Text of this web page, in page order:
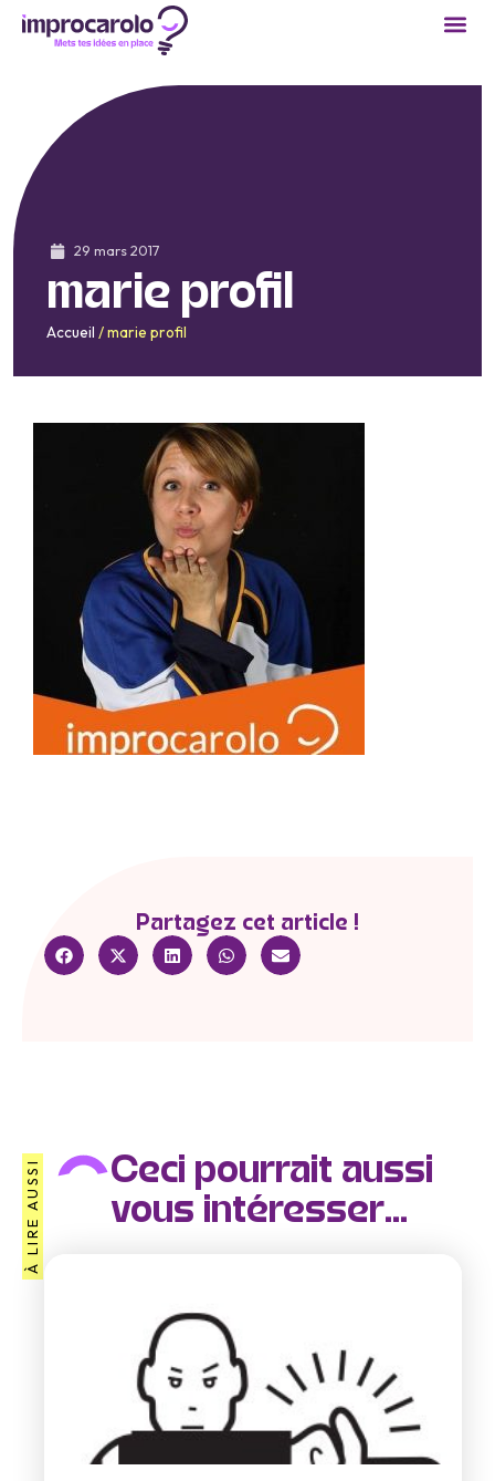
29 mars 2017
marie profil
Accueil /marie profil
Partagez cet article !
À LIRE AUSSI
Ceci pourrait aussi
vous intéresser...